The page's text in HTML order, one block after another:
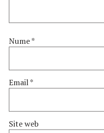
Nume*
Email*
Site web